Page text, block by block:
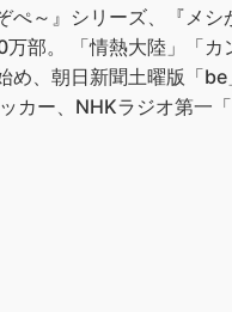
ぺ～』シリーズ、『メ
部。 「情熱大陸」「カ
め、朝日新聞土曜版「
カー、NHKラジオ第一